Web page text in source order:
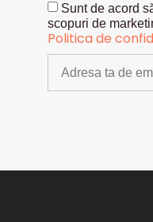
Sunt de acord
scopuri de
Politica de